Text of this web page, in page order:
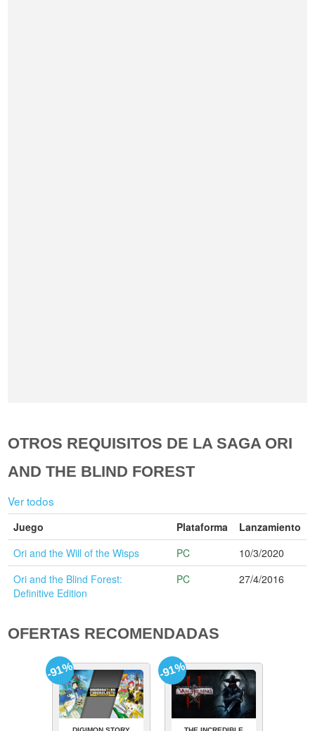
OTROS REQUISITOS DE LA SAGA ORI
AND THE BLIND FOREST
Ver todos
Juego Plataforma
Lanzamiento
Ori and the Will of the Wisps
PC
10/3/2020
Ori and the Blind Forest:
Definitive Edition
PC 27/4/2016
OFERTAS RECOMENDADAS
-91% -91%